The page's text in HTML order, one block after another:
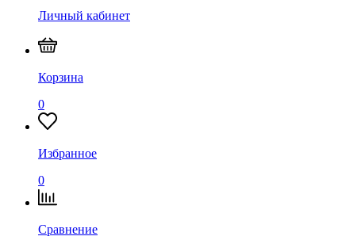
Личный кабинет
Корзина
0
Избранное
0
Сравнение